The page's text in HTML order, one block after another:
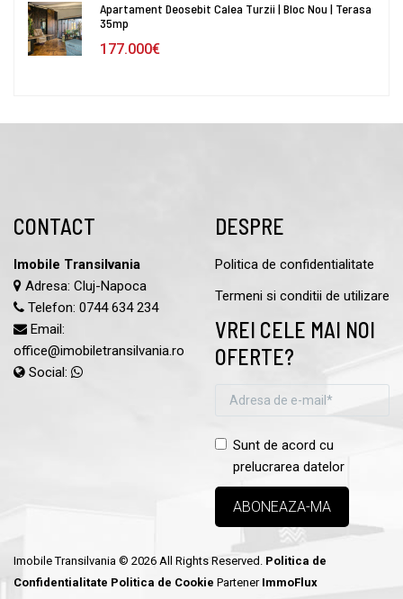
Apartament Deosebit Calea Turzii | Bloc Nou | Terasa
35mp
177.000€
CONTACT
Imobile Transilvania
Adresa: Cluj-Napoca
Telefon: 0744 634 234
Email:
office@imobiletransilvania.ro
Social:
DESPRE
Politica de confidentialitate
Termeni si conditii de utilizare
VREI CELE MAI NOI
OFERTE?
Sunt de acord cu
prelucrarea datelor
Imobile Transilvania © 2026 All Rights Reserved. Politica de
Confidentialitate Politica de Cookie Partener ImmoFlux